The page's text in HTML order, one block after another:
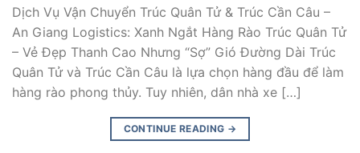
Dịch Vụ Vận Chuyển Trúc Quân Tử & Trúc Cần Câu –
An Giang Logistics: Xanh Ngắt Hàng Rào Trúc Quân Tử
– Vẻ Đẹp Thanh Cao Nhưng “Sợ” Gió Đường Dài Trúc
Quân Tử và Trúc Cần Câu là lựa chọn hàng đầu để làm
hàng rào phong thủy. Tuy nhiên, dân nhà xe […]
CONTINUE READING →